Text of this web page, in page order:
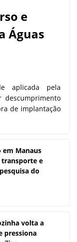
e
Águas
aplicada pela
descumprimento
de implantação
em Manaus
e
do
volta a
pressiona